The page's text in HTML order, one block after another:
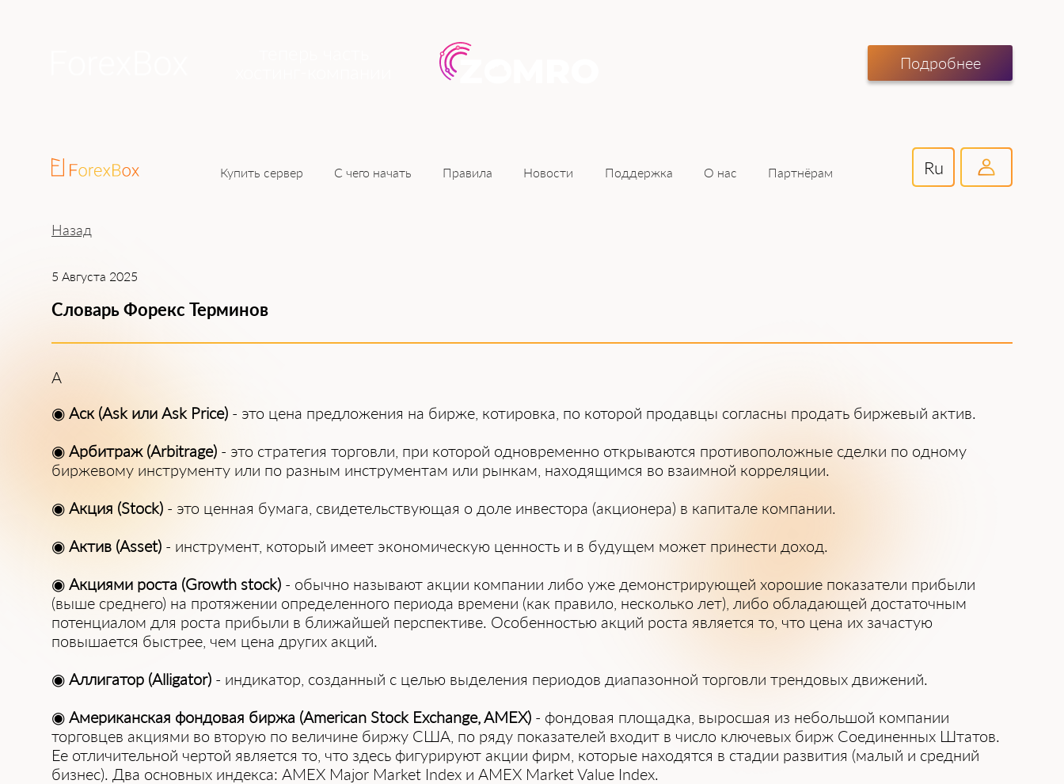
Подробнее
Купить сервер С чего начать Правила Новости Поддержка О нас Партнёрам Ru
Назад
5 Августа 2025
Словарь Форекс Терминов
А
◉ Аск (Ask или Ask Price) - это цена предложения на бирже, котировка, по которой продавцы согласны продать биржевый актив.
◉ Арбитраж (Arbitrage) - это стратегия торговли, при которой одновременно открываются противоположные сделки по одному
биржевому инструменту или по разным инструментам или рынкам, находящимся во взаимной корреляции.
◉ Акция (Stock) - это ценная бумага, свидетельствующая о доле инвестора (акционера) в капитале компании.
◉ Актив (Asset) - инструмент, который имеет экономическую ценность и в будущем может принести доход.
◉ Акциями роста (Growth stock) - обычно называют акции компании либо уже демонстрирующей хорошие показатели прибыли
(выше среднего) на протяжении определенного периода времени (как правило, несколько лет), либо обладающей достаточным
потенциалом для роста прибыли в ближайшей перспективе. Особенностью акций роста является то, что цена их зачастую
повышается быстрее, чем цена других акций.
◉ Аллигатор (Alligator) - индикатор, созданный с целью выделения периодов диапазонной торговли трендовых движений.
◉ Американская фондовая биржа (American Stock Exchange, AMEX) - фондовая площадка, выросшая из небольшой компании
торговцев акциями во вторую по величине биржу США, по ряду показателей входит в число ключевых бирж Соединенных Штатов.
Ее отличительной чертой является то, что здесь фигурируют акции фирм, которые находятся в стадии развития (малый и средний
бизнес). Два основных индекса: AMEX Major Market Index и AMEX Market Value Index.